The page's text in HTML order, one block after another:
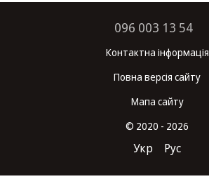
096 003 13 54
Контактна інформація
Повна версія сайту
Мапа сайту
© 2020 - 2026
Укр Рус